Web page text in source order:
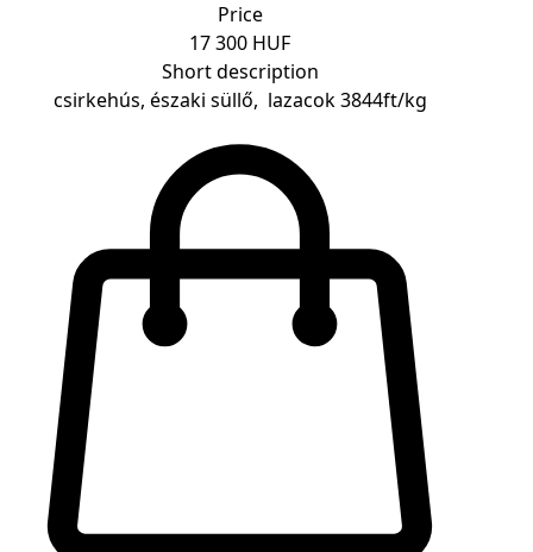
Price
17 300 HUF
Short description
csirkehús, északi süllő, lazacok 3844ft/kg